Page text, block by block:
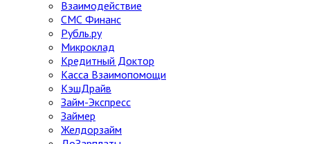
Взаимодействие
СМС Финанс
Рубль.ру
Микроклад
Кредитный Доктор
Касса Взаимопомощи
КэшДрайв
Займ-Экспресс
Займер
Желдорзайм